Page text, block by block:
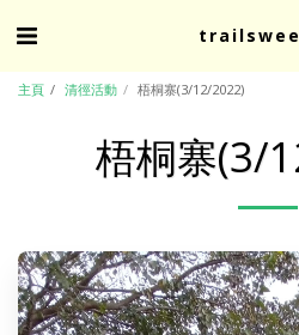
主頁 清徑活動 梧桐寨(3/12/2022)
梧桐寨(3/